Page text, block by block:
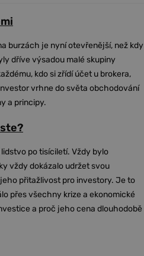
burzách je nyní otevřenější, než kdy
dříve výsadou malé skupiny
kdo si zřídí účet u brokera,
vrhne do světa obchodování
a principy.
po tisíciletí. Vždy bylo
vždy dokázalo udržet svou
přitažlivost pro investory. Je to
přes všechny krize a ekonomické
a proč jeho cena dlouhodobě